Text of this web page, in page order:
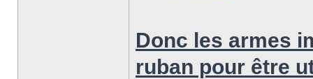
Donc les armes
ruban pour être